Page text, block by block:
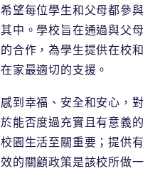
希望每位學生和父母都參與
其中。學校旨在通過與父母
的合作，為學生提供在校和
在家最適切的支援。
感到幸福、安全和安心，對
於能否度過充實且有意義的
校園生活至關重要；提供有
效的關顧政策是該校所做一